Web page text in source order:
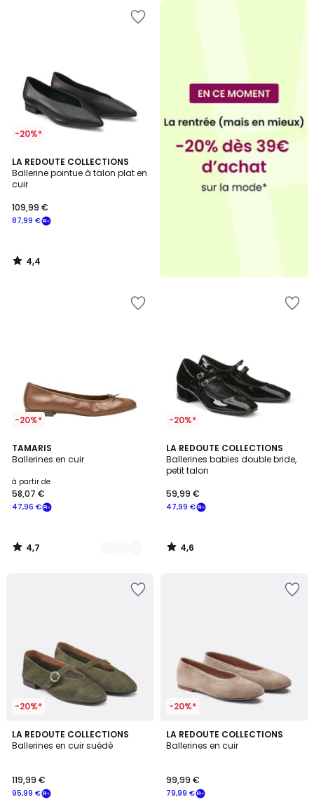
-20%*
LA REDOUTE COLLECTIONS
Ballerine pointue à talon plat en
cuir
87,99 €
109,99 €
4,4
/ 5
4,4
/
-20%*
TAMARIS
Ballerines en cuir
à partir de
47,96 €
58,07 €
4,7
/ 5
6
Couleurs
4,7
/
-20%*
LA REDOUTE COLLECTIONS
Ballerines babies double bride,
petit talon
47,99 €
59,99 €
4,6
/ 5
4,6
/
-20%*
LA REDOUTE COLLECTIONS
Ballerines en cuir suédé
95,99 €
119,99 €
4,6
/ 5
2
Couleurs
-20%*
LA REDOUTE COLLECTIONS
Ballerines en cuir
79,99 €
99,99 €
4,5
/ 5